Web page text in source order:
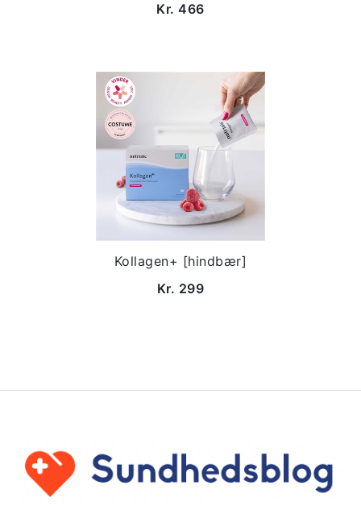
Kr. 466
Kollagen+ [hindbær]
Kr. 299